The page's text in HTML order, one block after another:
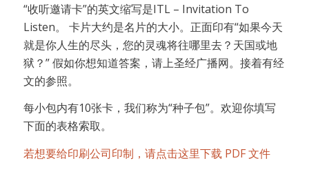
“收听邀请卡”的英文缩写是ITL – Invitation To
Listen。 卡片大约是名片的大小。正面印有“如果今天
就是你人生的尽头，您的灵魂将往哪里去？天国或地
狱？” 假如你想知道答案，请上圣经广播网。接着有经
文的参照。
每小包内有10张卡，我们称为“种子包”。欢迎你填写
下面的表格索取。
若想要给印刷公司印制，请点击这里下载 PDF 文件